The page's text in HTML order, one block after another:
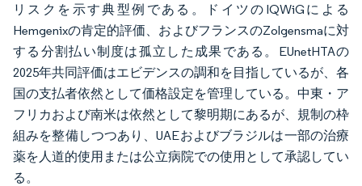
リスクを示す典型例である。ドイツのIQWiGによる
Hemgenixの肯定的評価、およびフランスのZolgensmaに対
する分割払い制度は孤立した成果である。EUnetHTAの
2025年共同評価はエビデンスの調和を目指しているが、各
国の支払者依然として価格設定を管理している。中東・ア
フリカおよび南米は依然として黎明期にあるが、規制の枠
組みを整備しつつあり、UAEおよびブラジルは一部の治療
薬を人道的使用または公立病院での使用として承認してい
る。